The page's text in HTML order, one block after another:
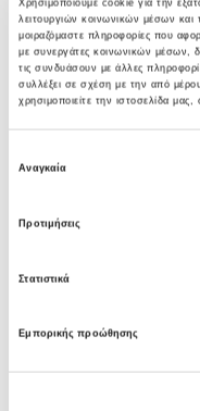
Χρησιμοποιούμε cookie για την
λειτουργιών κοινωνικών μέσων
μοιραζόμαστε πληροφορίες που
με συνεργάτες κοινωνικών μέσων,
τις συνδυάσουν με άλλες
συλλέξει σε σχέση με την από
χρησιμοποιείτε την ιστοσελίδα
Αναγκαία
Προτιμήσεις
Στατιστικά
Εμπορικής προώθησης
γκάμα
Η πολυετής
ERP αλλα και
εγγυάται στην